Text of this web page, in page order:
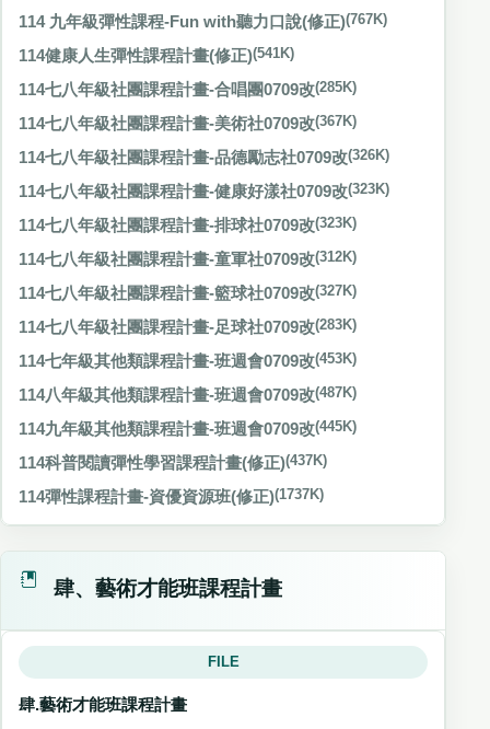
114 九年級彈性課程-Fun with聽力口說(修正)(767K)
114健康人生彈性課程計畫(修正)(541K)
114七八年級社團課程計畫-合唱團0709改(285K)
114七八年級社團課程計畫-美術社0709改(367K)
114七八年級社團課程計畫-品德勵志社0709改(326K)
114七八年級社團課程計畫-健康好漾社0709改(323K)
114七八年級社團課程計畫-排球社0709改(323K)
114七八年級社團課程計畫-童軍社0709改(312K)
114七八年級社團課程計畫-籃球社0709改(327K)
114七八年級社團課程計畫-足球社0709改(283K)
114七年級其他類課程計畫-班週會0709改(453K)
114八年級其他類課程計畫-班週會0709改(487K)
114九年級其他類課程計畫-班週會0709改(445K)
114科普閱讀彈性學習課程計畫(修正)(437K)
114彈性課程計畫-資優資源班(修正)(1737K)
肆、藝術才能班課程計畫
FILE
肆.藝術才能班課程計畫